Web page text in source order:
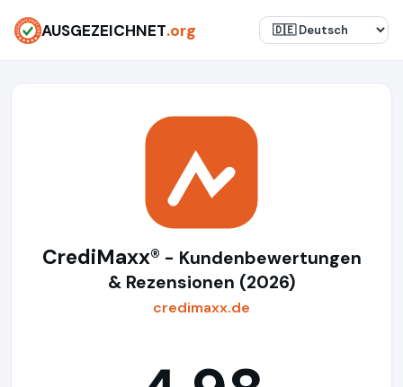
AUSGEZEICHNET.org
CrediMaxx® - Kundenbewertungen
& Rezensionen (2026)
credimaxx.de